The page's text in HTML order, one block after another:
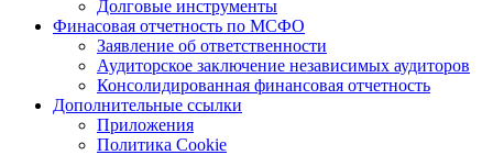
Долговые инструменты
Финасовая отчетность по МСФО
Заявление об ответственности
Аудиторское заключение независимых аудиторов
Консолидированная финансовая отчетность
Дополнительные ссылки
Приложения
Политика Cookie